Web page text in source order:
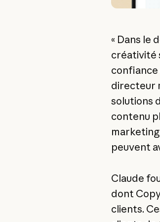
« Dans le
créativité
confiance
directeur
solutions
contenu
peuvent
Claude
dont
clients.